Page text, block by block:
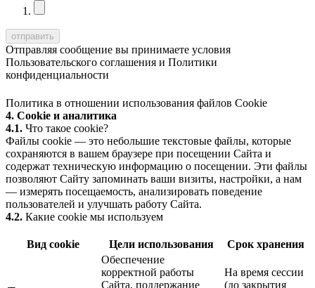
Отправляя сообщение вы принимаете условия
Пользовательского соглашения и Политики
конфиденциальности
Политика в отношении использования файлов Cookie
4. Cookie и аналитика
4.1. Что такое cookie?
Файлы cookie — это небольшие текстовые файлы, которые
сохраняются в вашем браузере при посещении Сайта и
содержат техническую информацию о посещении. Эти файлы
позволяют Сайту запоминать ваши визиты, настройки, а нам
— измерять посещаемость, анализировать поведение
пользователей и улучшать работу Сайта.
4.2. Какие cookie мы используем
Вид cookie Цели использования Срок хранения
Обеспечение
корректной работы
Сайта, поддержание
На время сессии
(до закрытия